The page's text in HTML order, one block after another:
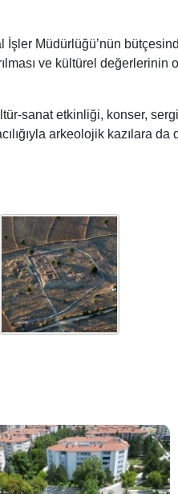
Müdürlüğü’nün
ve kültürel değerlerinin
sanat etkinliği, konser,
arkeolojik kazılara da